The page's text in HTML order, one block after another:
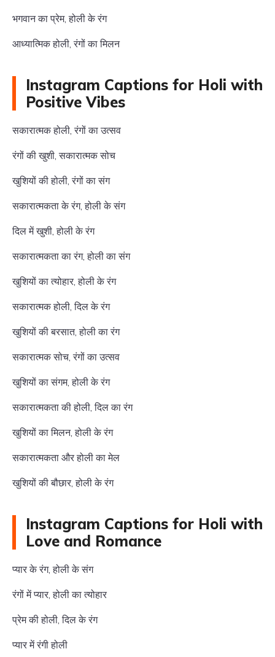
भगवान का प्रेम, होली के रंग
आध्यात्मिक होली, रंगों का मिलन
Instagram Captions for Holi with
Positive Vibes
सकारात्मक होली, रंगों का उत्सव
रंगों की खुशी, सकारात्मक सोच
खुशियों की होली, रंगों का संग
सकारात्मकता के रंग, होली के संग
दिल में खुशी, होली के रंग
सकारात्मकता का रंग, होली का संग
खुशियों का त्योहार, होली के रंग
सकारात्मक होली, दिल के रंग
खुशियों की बरसात, होली का रंग
सकारात्मक सोच, रंगों का उत्सव
खुशियों का संगम, होली के रंग
सकारात्मकता की होली, दिल का रंग
खुशियों का मिलन, होली के रंग
सकारात्मकता और होली का मेल
खुशियों की बौछार, होली के रंग
Instagram Captions for Holi with
Love and Romance
प्यार के रंग, होली के संग
रंगों में प्यार, होली का त्योहार
प्रेम की होली, दिल के रंग
प्यार में रंगी होली